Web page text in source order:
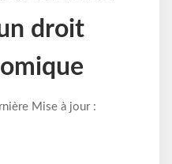
droit
Mise à jour :